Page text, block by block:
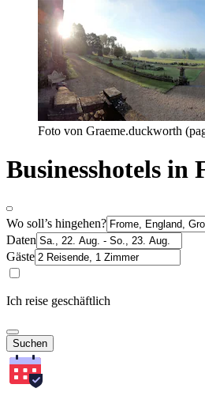
Foto von Graeme.duckworth
Businesshotels in
Wo soll’s hingehen?
Daten
Gäste
Ich reise geschäftlich
Suchen